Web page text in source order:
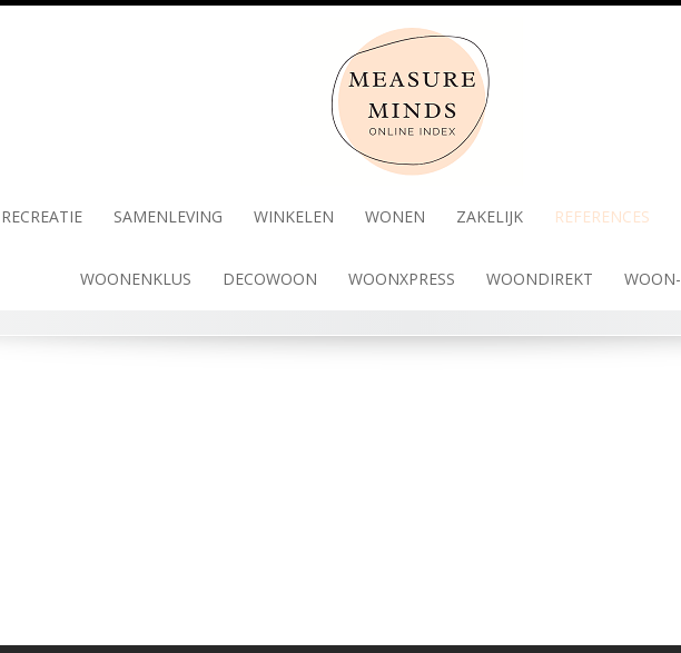
RECREATIE SAMENLEVING WINKELEN WONEN ZAKELIJK REFERENCES
WOONENKLUS DECOWOON WOONXPRESS WOONDIREKT